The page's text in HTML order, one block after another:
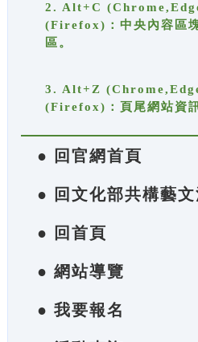
2. Alt+C
(Firefox)：中央內容區
區。
3. Alt+Z
(Firefox)：頁尾網站資訊
● 回官網首頁
● 回文化部共構藝
● 回首頁
● 網站導覽
● 我要報名